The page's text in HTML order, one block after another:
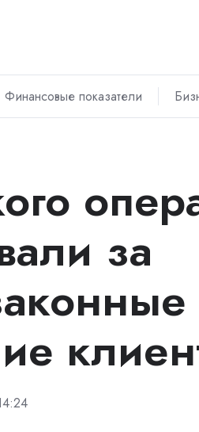
Финансовые показатели
за